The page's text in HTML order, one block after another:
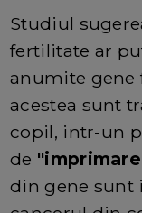
Studiul
fertilitate ar
anumite gene
acestea sunt
copil, intr-un
de
din gene sunt